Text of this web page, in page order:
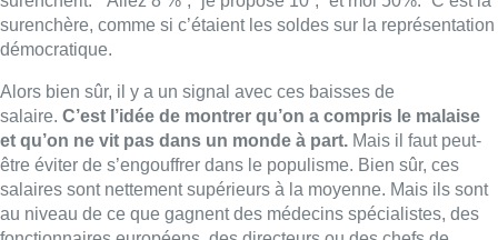
dans la moyenne… Mais est-ce qu’on imagine vraiment un
ministre donner des ordres aux responsables d’une
administration qui gagnerait plus que lui ?
que la carrière politique soit à ce point démonétisée qu’il
soit toujours préférable d’aller dans le privé.
La diminution de salaire proposée par Alexander De Croo
va permettre à l’État d’économiser 450 000 euros.Le budget
de l’État, ce sont250 milliards d’euros .Dans le conclave
budgétaire qui a lieue ces jours-ci, le ministre des